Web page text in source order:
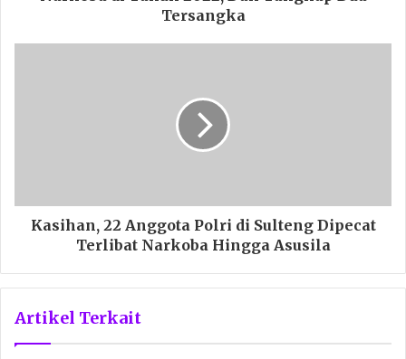
Tersangka
Kasihan, 22 Anggota Polri di Sulteng Dipecat
Terlibat Narkoba Hingga Asusila
Artikel Terkait